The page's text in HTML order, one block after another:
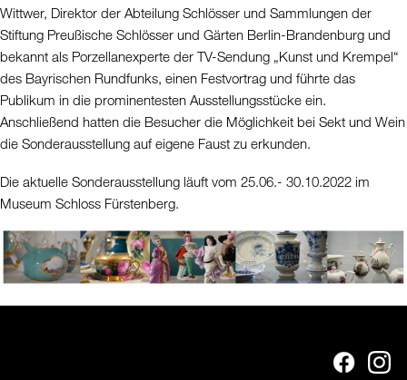
Wittwer, Direktor der Abteilung Schlösser und Sammlungen der
Stiftung Preußische Schlösser und Gärten Berlin-Brandenburg und
bekannt als Porzellanexperte der TV-Sendung „Kunst und Krempel“
des Bayrischen Rundfunks, einen Festvortrag und führte das
Publikum in die prominentesten Ausstellungsstücke ein.
Anschließend hatten die Besucher die Möglichkeit bei Sekt und Wein
die Sonderausstellung auf eigene Faust zu erkunden.
Die aktuelle Sonderausstellung läuft vom 25.06.- 30.10.2022 im
Museum Schloss Fürstenberg.